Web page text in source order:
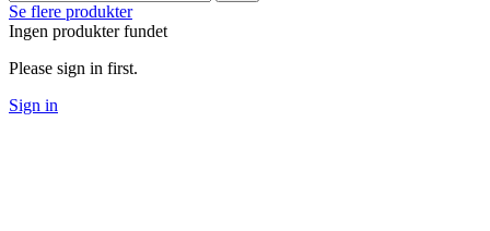
Se flere produkter
Ingen produkter fundet
Please sign in first.
Sign in